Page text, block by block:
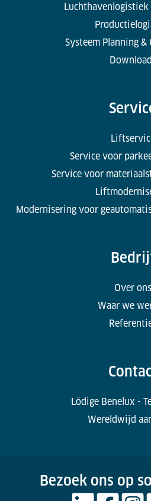
Luchthavenlogistiek
Systeem Planning &
Service voor
Service voor
Modernisering voor
Over ons
Waar we
Lödige Benelux -
Wereldwijd
Bezoek ons op